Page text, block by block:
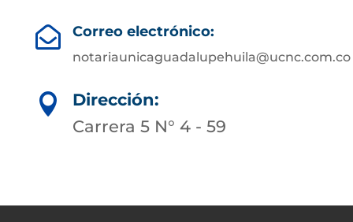
 Correo electrónico:
notariaunicaguadalupehuila@ucnc.com.co

Dirección:
Carrera 5 N° 4 - 59